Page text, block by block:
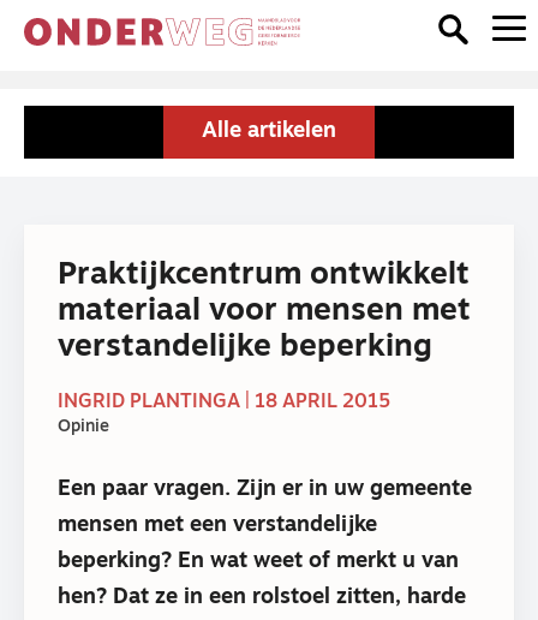
Alle artikelen
Praktijkcentrum ontwikkelt
materiaal voor mensen met
verstandelijke beperking
INGRID PLANTINGA | 18 APRIL 2015
Opinie
Een paar vragen. Zijn er in uw gemeente
mensen met een verstandelijke
beperking? En wat weet of merkt u van
hen? Dat ze in een rolstoel zitten, harde